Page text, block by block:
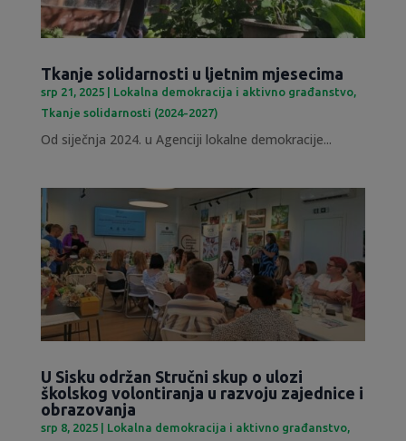
Tkanje solidarnosti u ljetnim mjesecima
srp 21, 2025| Lokalna demokracija i aktivno građanstvo,
Tkanje solidarnosti (2024-2027)
Od siječnja 2024. u Agenciji lokalne demokracije...
U Sisku održan Stručni skup o ulozi
školskog volontiranja u razvoju zajednice i
obrazovanja
srp 8, 2025| Lokalna demokracija i aktivno građanstvo,